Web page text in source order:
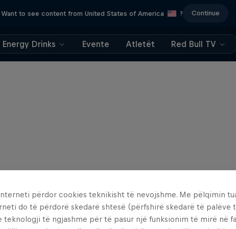
Want to see content from United States of America ? Continue
Energy Drinks Evente Atletët Red Bull TV
përdor cookies teknikisht të nevojshme. Me pëlqimin
do të përdorë skedarë shtesë (përfshirë skedarë të palëve
teknologji të ngjashme për të pasur një funksionim të mirë në